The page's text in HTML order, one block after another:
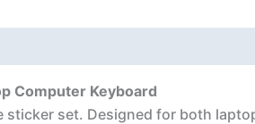
Computer Keyboard
set. Designed for both